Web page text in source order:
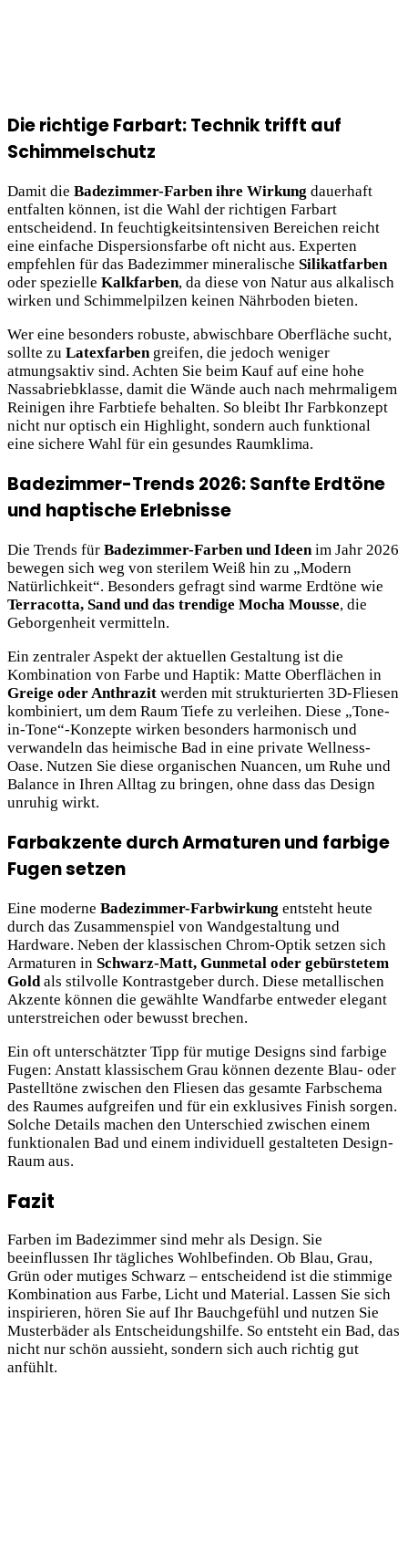
Die richtige Farbart: Technik trifft auf
Schimmelschutz
Damit die Badezimmer-Farben ihre Wirkung dauerhaft
entfalten können, ist die Wahl der richtigen Farbart
entscheidend. In feuchtigkeitsintensiven Bereichen reicht
eine einfache Dispersionsfarbe oft nicht aus. Experten
empfehlen für das Badezimmer mineralische Silikatfarben
oder spezielle Kalkfarben, da diese von Natur aus alkalisch
wirken und Schimmelpilzen keinen Nährboden bieten.
Wer eine besonders robuste, abwischbare Oberfläche sucht,
sollte zu Latexfarbengreifen, die jedoch weniger
atmungsaktiv sind. Achten Sie beim Kauf auf eine hohe
Nassabriebklasse, damit die Wände auch nach mehrmaligem
Reinigen ihre Farbtiefe behalten. So bleibt Ihr Farbkonzept
nicht nur optisch ein Highlight, sondern auch funktional
eine sichere Wahl für ein gesundes Raumklima.
Badezimmer-Trends 2026: Sanfte Erdtöne
und haptische Erlebnisse
Die Trends für Badezimmer-Farben und Ideenim Jahr 2026
bewegen sich weg von sterilem Weiß hin zu „Modern
Natürlichkeit“. Besonders gefragt sind warme Erdtöne wie
Terracotta, Sand und das trendige Mocha Mousse, die
Geborgenheit vermitteln.
Ein zentraler Aspekt der aktuellen Gestaltung ist die
Kombination von Farbe und Haptik: Matte Oberflächen in
Greige oder Anthrazit werden mit strukturierten 3D-Fliesen
kombiniert, um dem Raum Tiefe zu verleihen. Diese „Tone-
in-Tone“-Konzepte wirken besonders harmonisch und
verwandeln das heimische Bad in eine private Wellness-
Oase. Nutzen Sie diese organischen Nuancen, um Ruhe und
Balance in Ihren Alltag zu bringen, ohne dass das Design
unruhig wirkt.
Farbakzente durch Armaturen und farbige
Fugen setzen
Eine moderne Badezimmer-Farbwirkung entsteht heute
durch das Zusammenspiel von Wandgestaltung und
Hardware. Neben der klassischen Chrom-Optik setzen sich
Armaturen in Schwarz-Matt, Gunmetal oder gebürstetem
Goldals stilvolle Kontrastgeber durch. Diese metallischen
Akzente können die gewählte Wandfarbe entweder elegant
unterstreichen oder bewusst brechen.
Ein oft unterschätzter Tipp für mutige Designs sind farbige
Fugen: Anstatt klassischem Grau können dezente Blau- oder
Pastelltöne zwischen den Fliesen das gesamte Farbschema
des Raumes aufgreifen und für ein exklusives Finish sorgen.
Solche Details machen den Unterschied zwischen einem
funktionalen Bad und einem individuell gestalteten Design-
Raum aus.
Fazit
Farben im Badezimmer sind mehr als Design. Sie
beeinflussen Ihr tägliches Wohlbefinden. Ob Blau, Grau,
Grün oder mutiges Schwarz – entscheidend ist die stimmige
Kombination aus Farbe, Licht und Material. Lassen Sie sich
inspirieren, hören Sie auf Ihr Bauchgefühl und nutzen Sie
Musterbäder als Entscheidungshilfe. So entsteht ein Bad, das
nicht nur schön aussieht, sondern sich auch richtig gut
anfühlt.